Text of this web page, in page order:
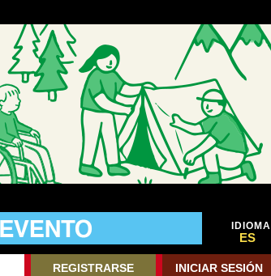
IDIOMA
ES
REGISTRARSE INICIAR SESIÓN